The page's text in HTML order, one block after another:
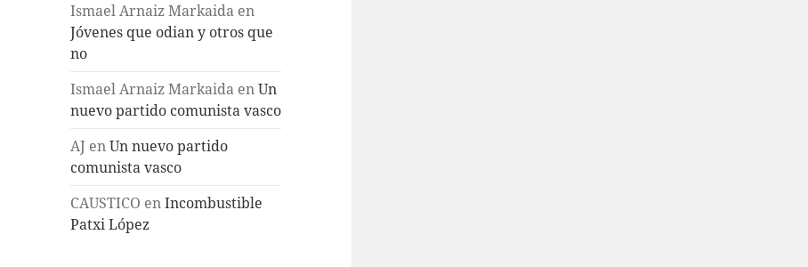
Ismael Arnaiz Markaida en
Jóvenes que odian y otros que
no
Ismael Arnaiz Markaida enUn
nuevo partido comunista vasco
AJ enUn nuevo partido
comunista vasco
CAUSTICO enIncombustible
Patxi López